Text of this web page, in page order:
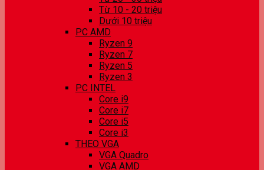
Từ 10 - 20 triệu
Dưới 10 triệu
PC AMD
Ryzen 9
Ryzen 7
Ryzen 5
Ryzen 3
PC INTEL
Core i9
Core i7
Core i5
Core i3
THEO VGA
VGA Quadro
VGA AMD